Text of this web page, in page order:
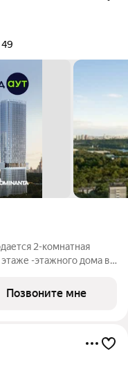
49
2-комнатная
-этажного дома в
Сити, Воробьевы
Позвоните мне